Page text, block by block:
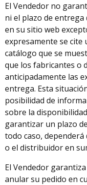
El Vendedor no
ni el plazo de
en su sitio web
expresamente se cite
catálogo que se
que los fabricantes o
anticipadamente las
entrega. Esta
posibilidad de
sobre la
garantizar un plazo
todo caso,
o el distribuidor en
El Vendedor
anular su pedido en